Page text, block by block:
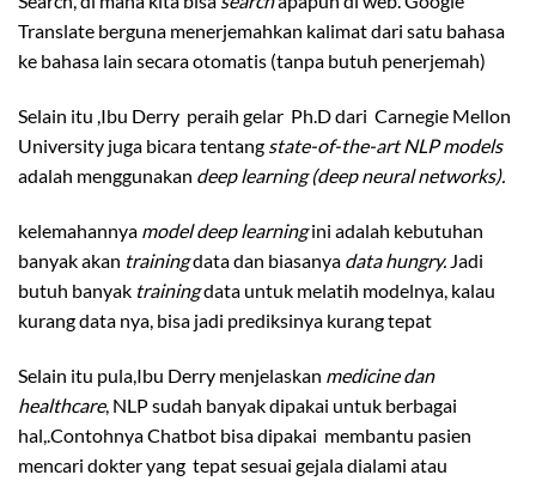
Translate berguna menerjemahkan kalimat dari satu bahasa
ke bahasa lain secara otomatis (tanpa butuh penerjemah)
Selain itu ,Ibu Derry peraih gelar Ph.D dari Carnegie Mellon
University juga bicara tentang state-of-the-art NLP models
adalah menggunakan deep learning (deep neural networks).
kelemahannya model deep learningini adalah kebutuhan
banyak akan trainingdata dan biasanya data hungry. Jadi
butuh banyak trainingdata untuk melatih modelnya, kalau
kurang data nya, bisa jadi prediksinya kurang tepat
Selain itu pula,Ibu Derry menjelaskan medicine dan
healthcare, NLP sudah banyak dipakai untuk berbagai
hal,.Contohnya Chatbot bisa dipakai membantu pasien
mencari dokter yang tepat sesuai gejala dialami atau